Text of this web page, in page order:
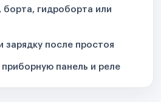
борта, гидроборта или
зарядку после простоя
приборную панель и реле